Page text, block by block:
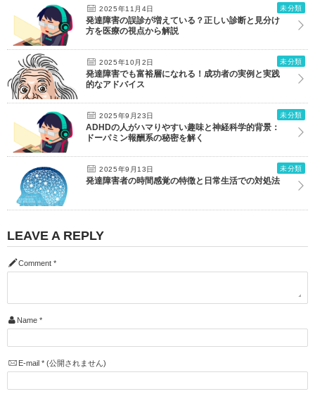
2025年11月4日 未分類
発達障害の誤診が増えている？正しい診断と見分け
方を医療の視点から解説
2025年10月2日 未分類
発達障害でも富裕層になれる！成功者の実例と実践
的なアドバイス
2025年9月23日 未分類
ADHDの人がハマりやすい趣味と神経科学的背景：
ドーパミン報酬系の秘密を解く
2025年9月13日 未分類
発達障害者の時間感覚の特徴と日常生活での対処法
LEAVE A REPLY
Comment *
Name *
E-mail *(公開されません)